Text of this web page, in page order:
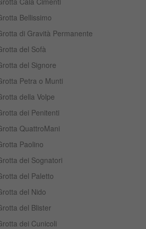
Bellissimo
di Gravità Permanente
del Sofà
del Signore
Petra o Munti
della Volpe
dei Penitenti
QuattroMani
Paolino
dei Sognatori
del Paletto
del Nido
del Blister
dei Cunicoli